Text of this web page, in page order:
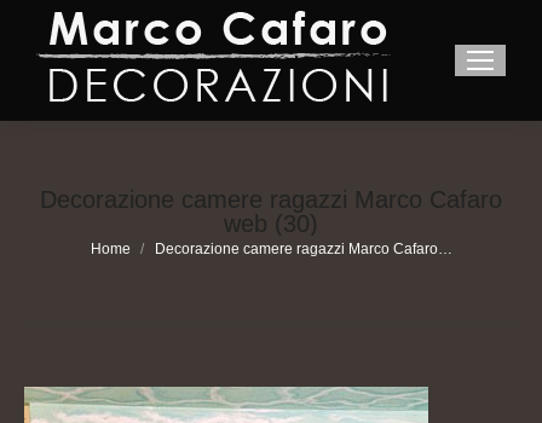
Decorazione camere ragazzi Marco Cafaro
web (30)
You are here:
Home Decorazione camere ragazzi Marco Cafaro…